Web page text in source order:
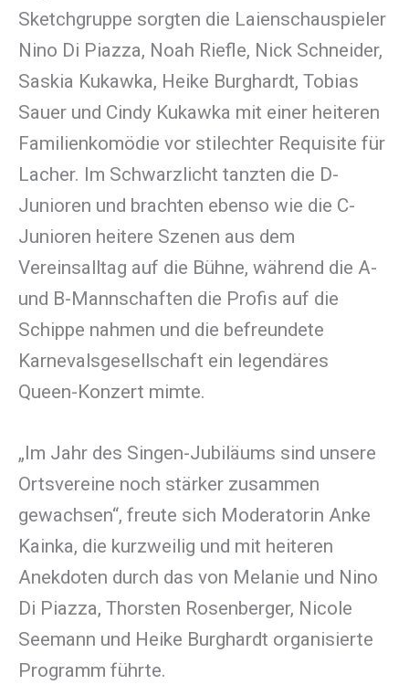
Sketchgruppe sorgten die Laienschauspieler
Nino Di Piazza, Noah Riefle, Nick Schneider,
Saskia Kukawka, Heike Burghardt, Tobias
Sauer und Cindy Kukawka mit einer heiteren
Familienkomödie vor stilechter Requisite für
Lacher. Im Schwarzlicht tanzten die D-
Junioren und brachten ebenso wie die C-
Junioren heitere Szenen aus dem
Vereinsalltag auf die Bühne, während die A-
und B-Mannschaften die Profis auf die
Schippe nahmen und die befreundete
Karnevalsgesellschaft ein legendäres
Queen-Konzert mimte.
„Im Jahr des Singen-Jubiläums sind unsere
Ortsvereine noch stärker zusammen
gewachsen“, freute sich Moderatorin Anke
Kainka, die kurzweilig und mit heiteren
Anekdoten durch das von Melanie und Nino
Di Piazza, Thorsten Rosenberger, Nicole
Seemann und Heike Burghardt organisierte
Programm führte.